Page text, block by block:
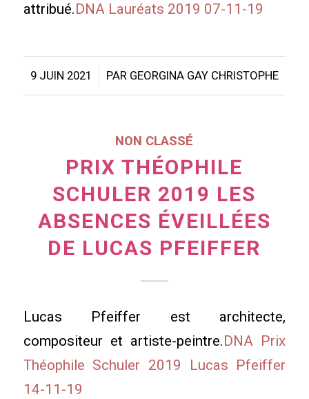
attribué.DNA Lauréats 2019 07-11-19
9 JUIN 2021
/ PAR GEORGINA GAY CHRISTOPHE
NON CLASSÉ
PRIX THÉOPHILE
SCHULER 2019 LES
ABSENCES ÉVEILLÉES
DE LUCAS PFEIFFER
Lucas Pfeiffer est architecte,
compositeur et artiste-peintre.DNA Prix
Théophile Schuler 2019 Lucas Pfeiffer
14-11-19